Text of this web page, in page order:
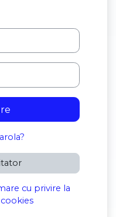
cu privire la
cookies